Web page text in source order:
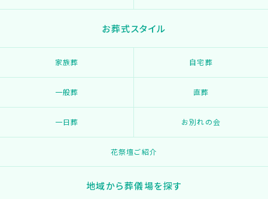
お葬式スタイル
家族葬 自宅葬
一般葬 直葬
一日葬 お別れの会
花祭壇ご紹介
地域から葬儀場を探す